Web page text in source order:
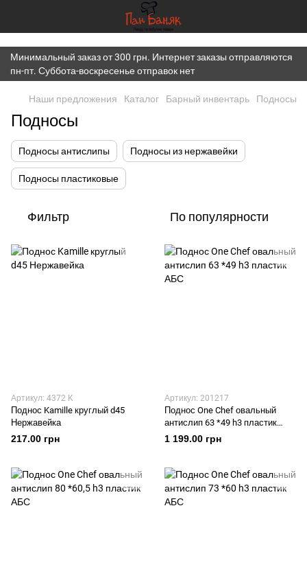
})(window,document,'script','dataLayer','GTM-K7JWBM2W');
Минимальный заказ от 300 грн. Интернет заказы отправляются
пн-пт. Суббота-воскресенье отправок нет
Наши предложения Каталог Барный инвентарь Подносы
Подносы
Подносы антислипы Подносы из нержавейки
Подносы пластиковые
Фильтр По популярности
Артикул: 4372 K
Поднос Kamille круглый d45
Нержавейка
217.00 грн
Артикул: 201217
Поднос One Chef овальный
антислип 63 *49 h3 пластик
АБС
1 199.00 грн